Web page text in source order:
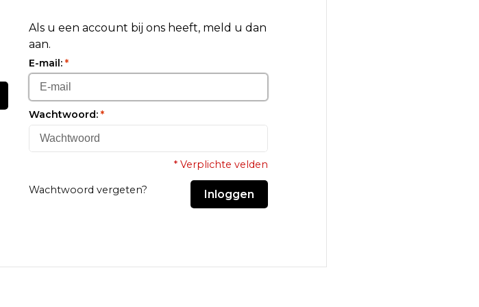
Als u een account bij ons heeft, meld u dan
aan.
E-mail: *
Wachtwoord: *
* Verplichte velden
Wachtwoord vergeten? Inloggen